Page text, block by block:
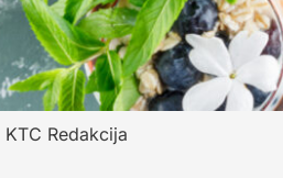
KTC Redakcija